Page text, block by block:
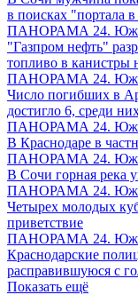
в поисках "портала
ПАНОРАМА 24.
"Газпром нефть"
топливо в канистры
ПАНОРАМА 24.
Число погибших в
достигло 6, среди
ПАНОРАМА 24.
В Краснодаре в
ПАНОРАМА 24.
В Сочи горная река
ПАНОРАМА 24.
Четырех молодых
приветствие
ПАНОРАМА 24.
Краснодарские
расправившуюся с
Показать ещё